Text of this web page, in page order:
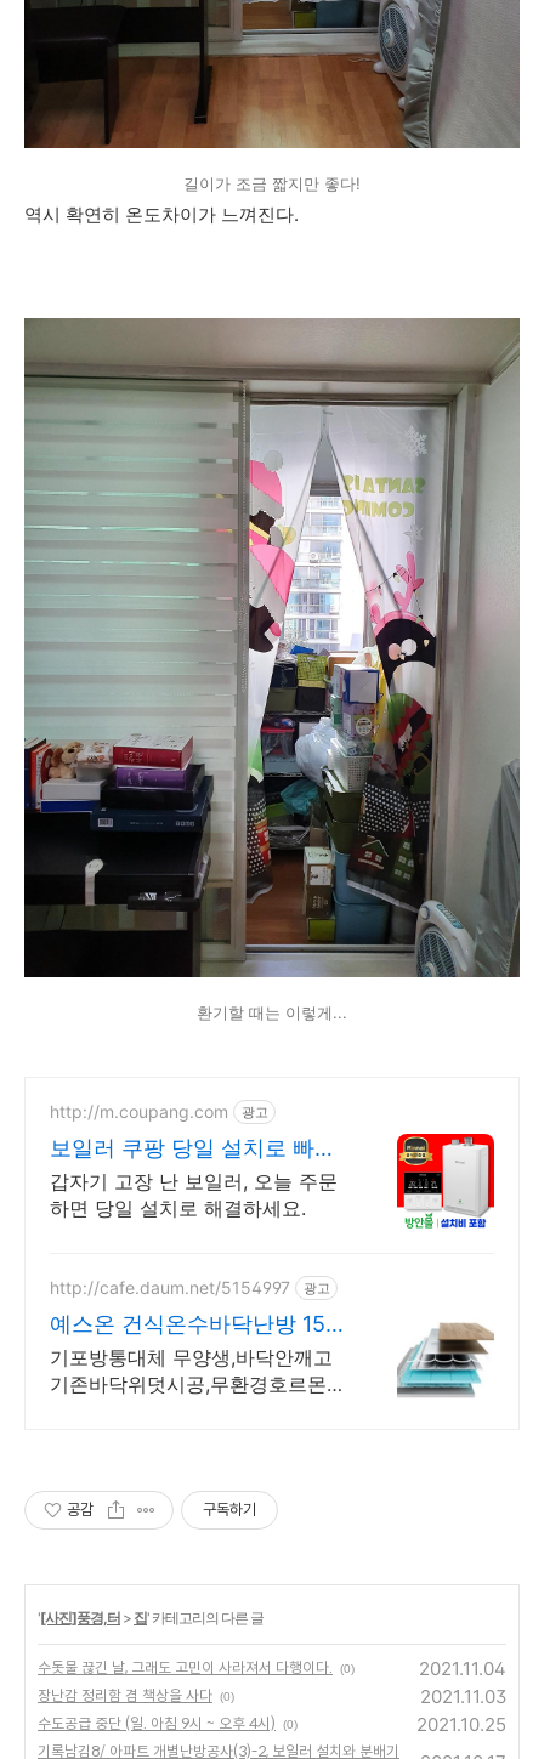
길이가 조금 짧지만 좋다!
역시 확연히 온도차이가 느껴진다.
환기할 때는 이렇게...
http://m.coupang.com 광고
보일러 쿠팡 당일 설치로 빠르
게 해결
갑자기 고장 난 보일러, 오늘 주문
하면 당일 설치로 해결하세요.
http://cafe.daum.net/5154997 광고
예스온 건식온수바닥난방 15A
엑셀 강마루시공가능
기포방통대체 무양생,바닥안깨고
기존바닥위덧시공,무환경호르몬
공감 구독하기
'[사진]풍경,터 > 집' 카테고리의 다른 글
수돗물 끊긴 날, 그래도 고민이 사라져서 다행이다. (0) 2021.11.04
장난감 정리함 겸 책상을 사다 (0) 2021.11.03
수도공급 중단 (일. 아침 9시 ~ 오후 4시) (0) 2021.10.25
기록남김8/ 아파트 개별난방공사(3)-2, 보일러 설치와 분배기